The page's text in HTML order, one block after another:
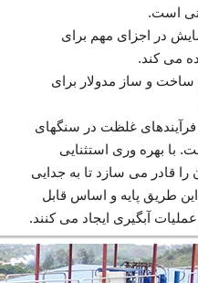
است.
در اجزای مهم برای
می کند.
ساخت و ساز مدولار برای
فرآیندهای غلظت در سنگهای
با بهره وری استثنایی
را قادر می سازد تا به جدایی
طریق پایه و اساس قابل
آبگیری ایجاد می کنند.